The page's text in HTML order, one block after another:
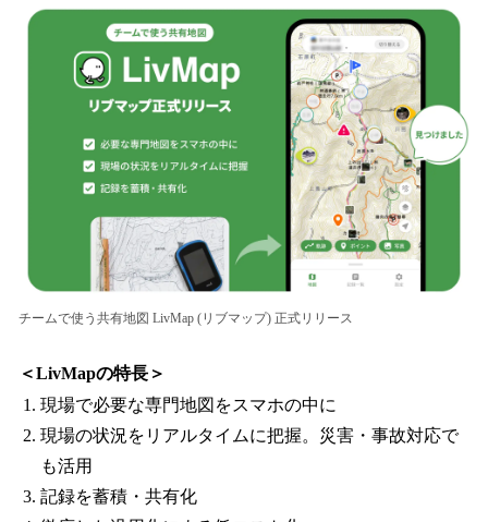
チームで使う共有地図 LivMap (リブマップ) 正式リリース
＜LivMapの特長＞
現場で必要な専門地図をスマホの中に
現場の状況をリアルタイムに把握。災害・事故対応で
も活用
記録を蓄積・共有化